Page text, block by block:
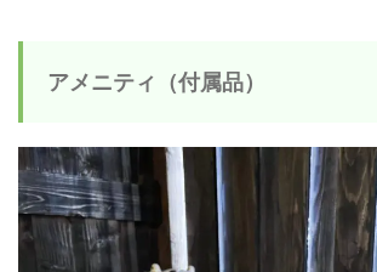
アメニティ（付属品）